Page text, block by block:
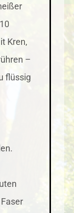
Kren,
–
flüssig